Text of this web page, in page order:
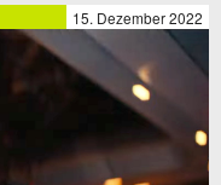
15. Dezember 2022